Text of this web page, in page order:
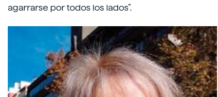
agarrarse por todos los lados”.